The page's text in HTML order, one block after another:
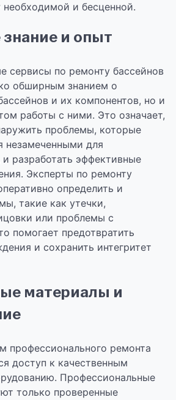
необходимой и бесценной.
и опыт
сервисы по ремонту бассейнов
обширным знанием о
и их компонентов, но и
работы с ними. Это означает,
проблемы, которые
незамеченными для
разработать эффективные
Эксперты по ремонту
определить и
такие как утечки,
или проблемы с
помогает предотвратить
и сохранить интегритет
материалы и
профессионального ремонта
доступ к качественным
Профессиональные
только проверенные